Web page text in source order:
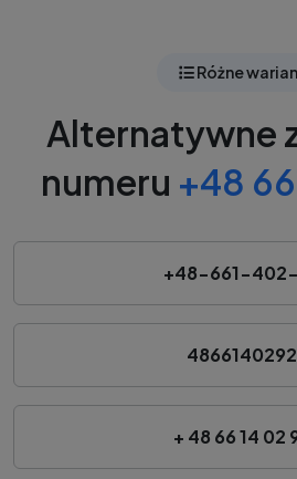
Różne
Alternatywne
numeru +48
+48-661-
+ 48 66 14 02